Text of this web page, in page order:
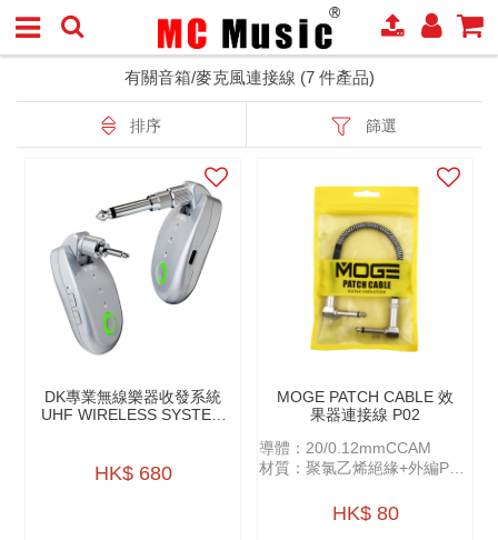
有關音箱/麥克風連接線 (7 件產品)
排序 篩選
DK專業無線樂器收發系統
UHF WIRELESS SYSTEM
HK$ 680
MOGE PATCH CABLE 效
果器連接線 P02
導體：20/0.12mmCCAM
材質：聚氯乙烯絕緣+外編PP
HK$ 80